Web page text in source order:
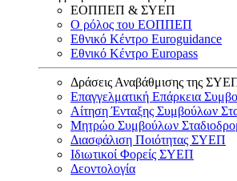
ΕΟΠΠΕΠ & ΣΥΕΠ
Ο ρόλος του ΕΟΠΠΕΠ
Εθνικό Κέντρο Euroguidance
Εθνικό Κέντρο Europass
Δράσεις Αναβάθμισης της
Επαγγελματική Επάρκεια
Αίτηση Ένταξης Συμβούλων
Μητρώο Συμβούλων
Διασφάλιση Ποιότητας ΣΥΕΠ
Ιδιωτικοί Φορείς ΣΥΕΠ
Δεοντολογία